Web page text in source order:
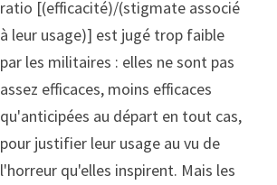
ratio [(efficacité)/(stigmate associé
à leur usage)] est jugé trop faible
par les militaires : elles ne sont pas
assez efficaces, moins efficaces
qu'anticipées au départ en tout cas,
pour justifier leur usage au vu de
l'horreur qu'elles inspirent. Mais les